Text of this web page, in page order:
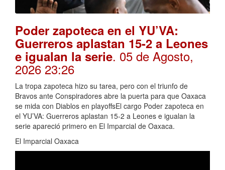
Poder zapoteca en el YU’VA:
Guerreros aplastan 15-2 a Leones
e igualan la serie. 05 de Agosto,
2026 23:26
La tropa zapoteca hizo su tarea, pero con el triunfo de
Bravos ante Conspiradores abre la puerta para que Oaxaca
se mida con Diablos en playoffsEl cargo Poder zapoteca en
el YU’VA: Guerreros aplastan 15-2 a Leones e igualan la
serie apareció primero en El Imparcial de Oaxaca.
El Imparcial Oaxaca